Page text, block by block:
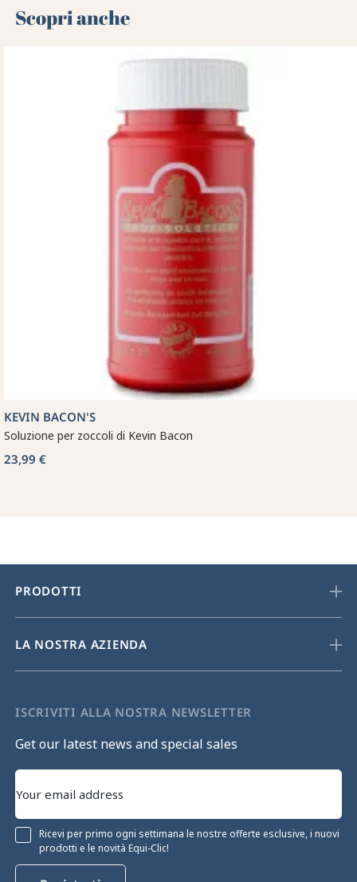
Scopri anche 🌻
KEVIN BACON'S
Soluzione per zoccoli di Kevin Bacon
23,99 €
PRODOTTI
LA NOSTRA AZIENDA
ISCRIVITI ALLA NOSTRA NEWSLETTER
Get our latest news and special sales
Ricevi per primo ogni settimana le nostre offerte esclusive, i nuovi
prodotti e le novità Equi-Clic!